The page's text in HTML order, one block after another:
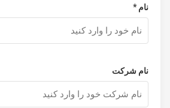
نام شرکت